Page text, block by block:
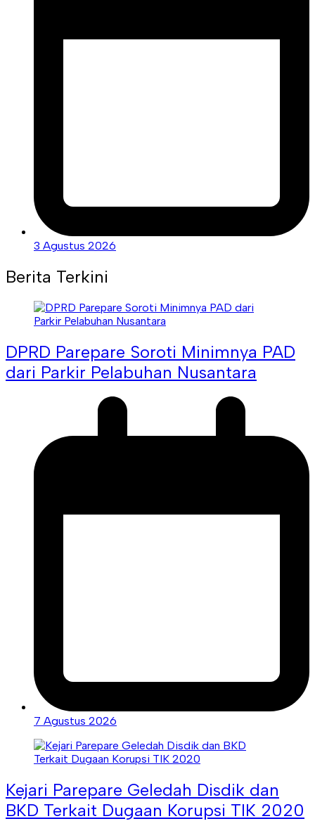
3 Agustus 2026
Berita Terkini
DPRD Parepare Soroti Minimnya PAD
dari Parkir Pelabuhan Nusantara
7 Agustus 2026
Kejari Parepare Geledah Disdik dan
BKD Terkait Dugaan Korupsi TIK 2020